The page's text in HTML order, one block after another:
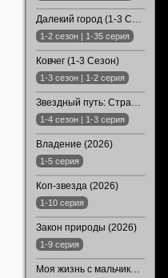
Далекий город (1-3 Сезон)
1-2 сезон | 1-35 серия
Ковчег (1-3 Сезон)
1-3 сезон | 1-2 серия
Звездный путь: Странные новые миры (1-4 Сезон)
1-4 сезон | 1-3 серия
Владение (2026)
1-5 серия
Коп-звезда (2026)
1-10 серия
Закон природы (2026)
1-9 серия
Моя жизнь с мальчиками Уолтер (1-3 Сезон)